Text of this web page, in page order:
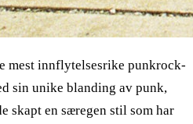
mest innflytelsesrike punkrock-
sin unike blanding av punk,
skapt en særegen stil som har